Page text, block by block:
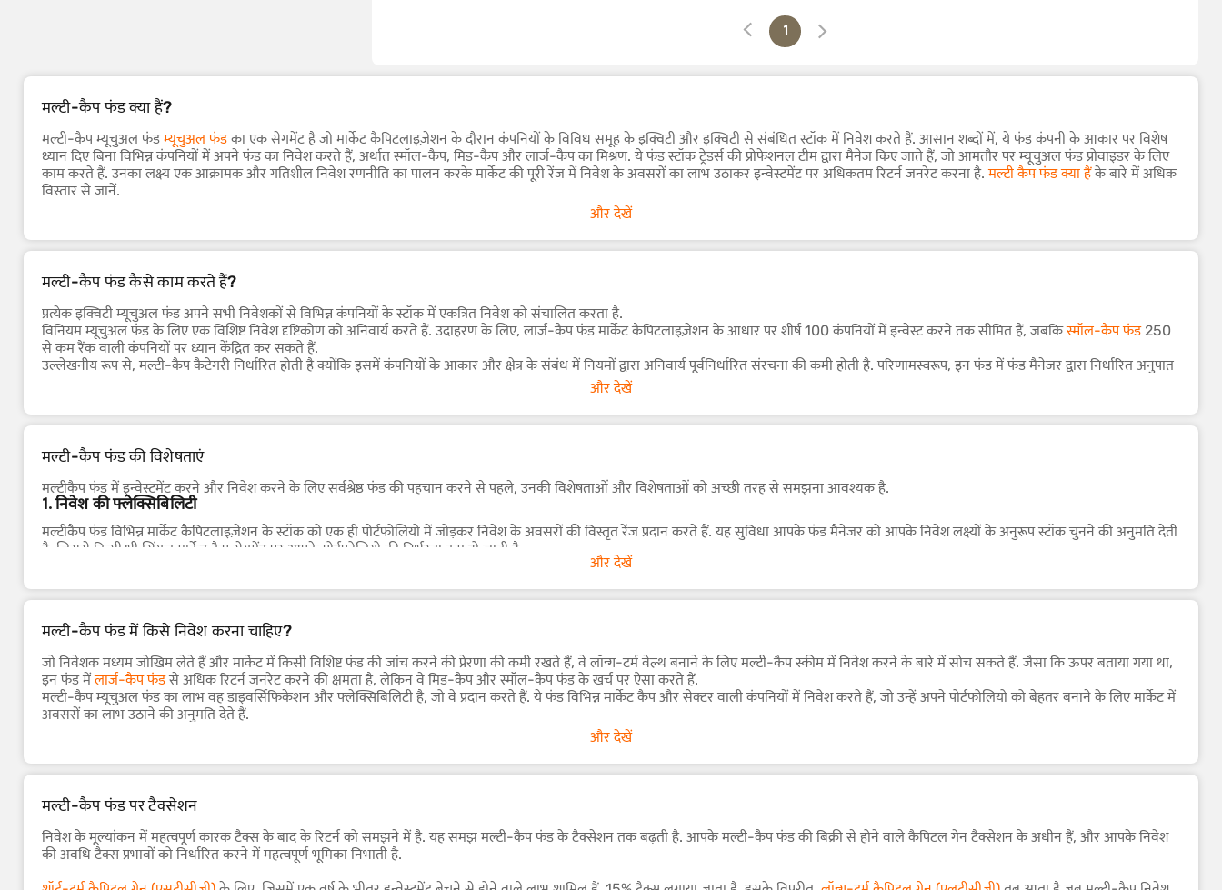
1
मल्टी-कैप फंड क्या हैं?
मल्टी-कैप म्यूचुअल फंडम्यूचुअल फंडका एक सेगमेंट है जो मार्केट कैपिटलाइज़ेशन के दौरान कंपनियों के विविध समूह के इक्विटी और इक्विटी से संबंधित स्टॉक में निवेश करते हैं. आसान शब्दों में, ये फंड कंपनी के आकार पर विशेष
ध्यान दिए बिना विभिन्न कंपनियों में अपने फंड का निवेश करते हैं, अर्थात स्मॉल-कैप, मिड-कैप और लार्ज-कैप का मिश्रण. ये फंड स्टॉक ट्रेडर्स की प्रोफेशनल टीम द्वारा मैनेज किए जाते हैं, जो आमतौर पर म्यूचुअल फंड प्रोवाइडर के लिए
काम करते हैं. उनका लक्ष्य एक आक्रामक और गतिशील निवेश रणनीति का पालन करके मार्केट की पूरी रेंज में निवेश के अवसरों का लाभ उठाकर इन्वेस्टमेंट पर अधिकतम रिटर्न जनरेट करना है.मल्टी कैप फंड क्या हैंके बारे में अधिक
विस्तार से जानें.
और देखें
मल्टी-कैप फंड कैसे काम करते हैं?
प्रत्येक इक्विटी म्यूचुअल फंड अपने सभी निवेशकों से विभिन्न कंपनियों के स्टॉक में एकत्रित निवेश को संचालित करता है.
विनियम म्यूचुअल फंड के लिए एक विशिष्ट निवेश दृष्टिकोण को अनिवार्य करते हैं. उदाहरण के लिए, लार्ज-कैप फंड मार्केट कैपिटलाइज़ेशन के आधार पर शीर्ष 100 कंपनियों में इन्वेस्ट करने तक सीमित हैं, जबकिस्मॉल-कैप फंड250
से कम रैंक वाली कंपनियों पर ध्यान केंद्रित कर सकते हैं.
उल्लेखनीय रूप से, मल्टी-कैप कैटेगरी निर्धारित होती है क्योंकि इसमें कंपनियों के आकार और क्षेत्र के संबंध में नियमों द्वारा अनिवार्य पूर्वनिर्धारित संरचना की कमी होती है. परिणामस्वरूप, इन फंड में फंड मैनेजर द्वारा निर्धारित अनुपात
के साथ लार्ज-कैप, मिड-कैप और स्मॉल-कैप स्टॉक में निवेश करने की सुविधा होती है. फंड मैनेजर मार्केट की स्थितियों का आकलन करता है और तदनुसार मल्टी-कैप म्यूचुअल फंड के पोर्टफोलियो में लार्ज-कैप, मिड-कैप और स्मॉल-
आर्थिक विस्तार के समय, फंड मैनेजर अपनी तेज़ी से वृद्धि को कैपिटलाइज़ करने के लिए मिड-कैप और स्मॉल-कैप स्टॉक के एक्सपोज़र को बढ़ा सकता है. इसके विपरीत, आर्थिक मंदी के दौरान, लार्ज-कैप स्टॉक के अधिक एक्सपोजर
और देखें
मल्टी-कैप फंड की विशेषताएं
मल्टीकैप फंड में इन्वेस्टमेंट करने और निवेश करने के लिए सर्वश्रेष्ठ फंड की पहचान करने से पहले, उनकी विशेषताओं और विशेषताओं को अच्छी तरह से समझना आवश्यक है.
1. निवेश की फ्लेक्सिबिलिटी
मल्टीकैप फंड विभिन्न मार्केट कैपिटलाइज़ेशन के स्टॉक को एक ही पोर्टफोलियो में जोड़कर निवेश के अवसरों की विस्तृत रेंज प्रदान करते हैं. यह सुविधा आपके फंड मैनेजर को आपके निवेश लक्ष्यों के अनुरूप स्टॉक चुनने की अनुमति देती
है, जिससे किसी भी सिंगल मार्केट कैप सेगमेंट पर आपके पोर्टफोलियो की निर्भरता कम हो जाती है.
ये फंड विभिन्न मार्केट सेगमेंट में नए अवसरों का लाभ उठाने की सुविधा प्रदान करते हैं. मध्यम जोखिम स्वीकार करने के इच्छुक निवेशकों के लिए, मल्टीकैप फंड पूंजी के आकार से प्रतिबंधित किए बिना विकास की क्षमता प्रदान करते हैं.
3. जोखिम मैनेजमेंट
मल्टीकैप फंड निवेश जोखिमों को कम करने में मदद करते हैं, विशेष रूप से बाजार की अस्थिरता के दौरान, पूंजी के आकार की बाधाओं को दूर करके. एक अच्छी तरह से मैनेज किया गया मल्टीकैप फंड आपकी निवेश स्ट्रेटजी, जोखिम
को संतुलित करने और रिटर्न में स्टेबिलाइज़र के रूप में काम कर सकता है.
4. बेहतर रिटर्न
स्टॉक की विस्तृत रेंज के एक्सेस के साथ, मल्टीकैप फंड में बेहतर रिटर्न प्रदान करने की क्षमता है. उनका विविध स्टॉक चयन कंसंट्रेशन जोखिम को कम करता है, जो संभावित रूप से उच्च रिटर्न और कम जोखिम वाला एक अच्छा
पोर्टफोलियो प्रदान करता है.
और देखें
मल्टी-कैप फंड में किसे निवेश करना चाहिए?
जो निवेशक मध्यम जोखिम लेते हैं और मार्केट में किसी विशिष्ट फंड की जांच करने की प्रेरणा की कमी रखते हैं, वे लॉन्ग-टर्म वेल्थ बनाने के लिए मल्टी-कैप स्कीम में निवेश करने के बारे में सोच सकते हैं. जैसा कि ऊपर बताया गया था,
इन फंड मेंलार्ज-कैप फंडसे अधिक रिटर्न जनरेट करने की क्षमता है, लेकिन वे मिड-कैप और स्मॉल-कैप फंड के खर्च पर ऐसा करते हैं.
मल्टी-कैप म्यूचुअल फंड का लाभ वह डाइवर्सिफिकेशन और फ्लेक्सिबिलिटी है, जो वे प्रदान करते हैं. ये फंड विभिन्न मार्केट कैप और सेक्टर वाली कंपनियों में निवेश करते हैं, जो उन्हें अपने पोर्टफोलियो को बेहतर बनाने के लिए मार्केट में
अवसरों का लाभ उठाने की अनुमति देते हैं.
और देखें
मल्टी-कैप फंड पर टैक्सेशन
निवेश के मूल्यांकन में महत्वपूर्ण कारक टैक्स के बाद के रिटर्न को समझने में है. यह समझ मल्टी-कैप फंड के टैक्सेशन तक बढ़ती है. आपके मल्टी-कैप फंड की बिक्री से होने वाले कैपिटल गेन टैक्सेशन के अधीन हैं, और आपके निवेश
की अवधि टैक्स प्रभावों को निर्धारित करने में महत्वपूर्ण भूमिका निभाती है.